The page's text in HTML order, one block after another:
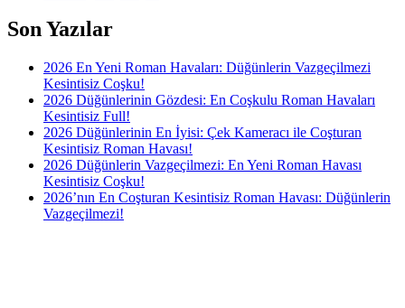
Son Yazılar
2026 En Yeni Roman Havaları: Düğünlerin Vazgeçilmezi
Kesintisiz Coşku!
2026 Düğünlerinin Gözdesi: En Coşkulu Roman Havaları
Kesintisiz Full!
2026 Düğünlerinin En İyisi: Çek Kameracı ile Coşturan
Kesintisiz Roman Havası!
2026 Düğünlerin Vazgeçilmezi: En Yeni Roman Havası
Kesintisiz Coşku!
2026’nın En Coşturan Kesintisiz Roman Havası: Düğünlerin
Vazgeçilmezi!